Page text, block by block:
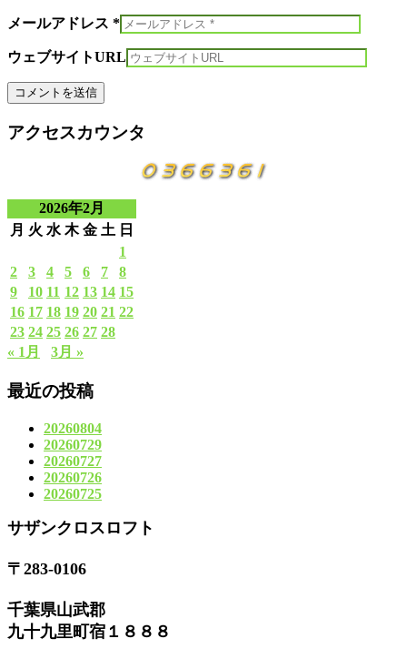
メールアドレス *
ウェブサイトURL
アクセスカウンタ
2026年2月
月 火 水 木 金 土 日
1
2
3 4 5 6 7
8
9
10 11 12 13 14 15
16 17 18 19 20 21 22
23 24 25 26 27 28
« 1月
3月 »
最近の投稿
20260804
20260729
20260727
20260726
20260725
サザンクロスロフト
〒283-0106
千葉県山武郡
九十九里町宿１８８８